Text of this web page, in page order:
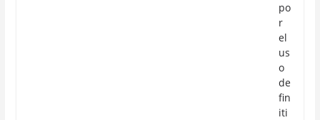
po
r
el
us
o
de
fin
iti